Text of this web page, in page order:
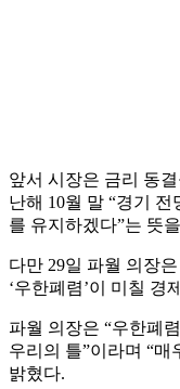
앞서 시장은 금리 동
난해 10월 말 “경기
를 유지하겠다”는 뜻
다만 29일 파월 의장
‘우한폐렴’이 미칠 경
파월 의장은 “우한폐
우리의 틀”이라며 “매
밝혔다.